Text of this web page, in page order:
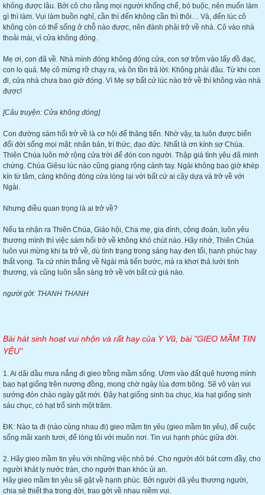
không được lâu. Bởi cô cho rằng mọi người khống chế, bó buộc, nên muốn làm
gì thì làm. Vui làm buồn nghỉ, cần thì đến không cần thì thôi… Và, đến lúc cô
không còn có thể sống ở chỗ nào được, nên đành phải trở về nhà. Cô vào nhà
thoải mái, vì cửa không đóng.
Mẹ ơi, con đã về. Nhà mình đóng không đóng cửa, con sợ trộm vào lấy đồ đạc,
con lo quá. Mẹ cô mừng rỡ chạy ra, và ôn tồn trả lời: Không phải đâu. Từ khi con
đi, cửa nhà chưa bao giờ đóng. Vì Mẹ sợ bất cứ lúc nào trở về thì không vào nhà
được!
[Câu truyện: Cửa không đóng]
Con đường sám hối trở về là cơ hội để thăng tiến. Nhờ vậy, ta luôn được biến
đổi đời sống mọi mặt: nhân bản, trí thức, đạo đức. Nhất là ơn kính sợ Chúa.
Thiên Chúa luôn mở rộng cửa trời để đón con người. Thập giá tình yêu đã minh
chứng. Chúa Giêsu lúc nào cũng giang rộng cánh tay. Ngài không bao giờ khép
kín từ tâm, càng không đóng cửa lòng lại với bất cứ ai cậy dựa và trở về với
Ngài.
Nhưng điều quan trọng là ai trở về?
Nếu ta nhận ra Thiên Chúa, Giáo hội, Cha mẹ, gia đình, cộng đoàn, luôn yêu
thương mình thì việc sám hối trở về không khó chút nào. Hãy nhớ, Thiên Chúa
luôn vui mừng khi ta trở về, dù tình trạng trong sáng hay đen tối, hanh phúc hay
thất vọng. Ta cứ nhìn thẳng về Ngài mà tiến bước, mà ra khơi thả lưới tinh
thương, và cũng luôn sẵn sàng trở về với bất cứ giá nào.
người gởi: THANH THANH
Bài hát sinh hoạt vui nhộn và rất hay của Y Vũ, bài "GIEO MẦM TIN
YÊU"
1. Ai dãi dầu mưa nắng đi gieo trồng mầm sống. Ươm vào đất quê hương mình
bao hạt giống trên nương đồng, mong chờ ngày lúa đơm bông. Sẽ vô vàn vui
sướng đón chào ngày gặt mới. Đây hạt giống sinh ba chục, kia hạt giống sinh
sáu chục, có hạt trổ sinh một trăm.
ĐK: Nào ta đi (nào cùng nhau đi) gieo mầm tin yêu (gieo mầm tin yêu), để cuộc
sống mãi xanh tươi, để lòng tôi với muôn nơi. Tin vui hạnh phúc giữa đời.
2. Hãy gieo mầm tin yêu với những việc nhỏ bé. Cho người đói bát cơm đầy, cho
người khát ly nước tràn, cho người than khóc ủi an.
Hãy gieo mầm tin yêu sẽ gặt về hạnh phúc. Bởi người đã yêu thương người,
chia sẻ thiết tha trong đời, trao gởi về nhau niềm vui.